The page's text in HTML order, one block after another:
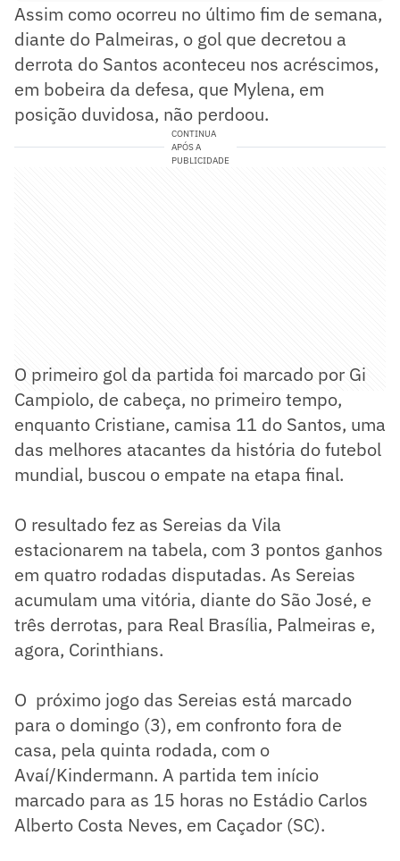
Assim como ocorreu no último fim de semana,
diante do Palmeiras, o gol que decretou a
derrota do Santos aconteceu nos acréscimos,
em bobeira da defesa, que Mylena, em
posição duvidosa, não perdoou.
CONTINUA
APÓS A
PUBLICIDADE
O primeiro gol da partida foi marcado por Gi
Campiolo, de cabeça, no primeiro tempo,
enquanto Cristiane, camisa 11 do Santos, uma
das melhores atacantes da história do futebol
mundial, buscou o empate na etapa final.
O resultado fez as Sereias da Vila
estacionarem na tabela, com 3 pontos ganhos
em quatro rodadas disputadas. As Sereias
acumulam uma vitória, diante do São José, e
três derrotas, para Real Brasília, Palmeiras e,
agora, Corinthians.
O próximo jogo das Sereias está marcado
para o domingo (3), em confronto fora de
casa, pela quinta rodada, com o
Avaí/Kindermann. A partida tem início
marcado para as 15 horas no Estádio Carlos
Alberto Costa Neves, em Caçador (SC).